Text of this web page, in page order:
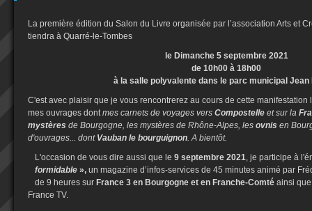
La première édition du Salon du Livre organisée par l’association Arts et
tiendra à Quarré-le-Tombes
le Dimanche 5 septembre 2021
de 10h00 à 18h00
à la salle polyvalente dans le parc municipal Jean
C'est avec plaisir que je vous rencontrerez au cours de cette
mes ouvrages dontmes carnets de voyages vers Compostelle et sur la
mystères de Bourgogne, les mystères de Rhône-Alpes, les ovnis en
d'ouvrages... dont Vauban le bourguignon. A bientôt.
L'occasion de vous dire aussi que le 9 septembre 2021, je participe à
formidable », un magazine d’infos-services de 45 minutes animé par
de 9 heures sur France 3 en Bourgogne et en Franche-Comté ainsi
France TV.